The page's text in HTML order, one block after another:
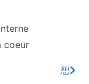
coeur
想